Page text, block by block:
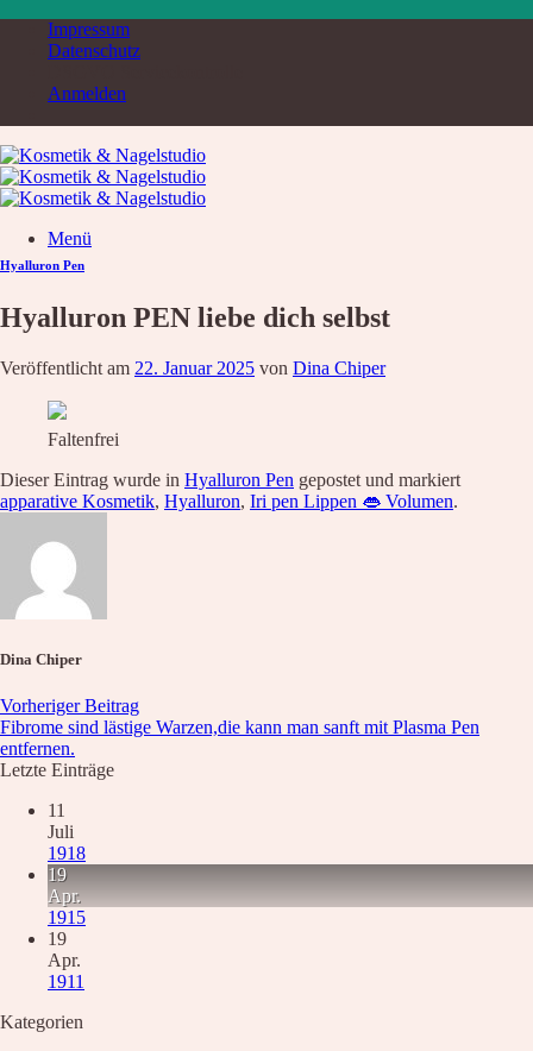
Impressum
Datenschutz
Anmelden
Menü
Home
Service
Augenbrauen – Wimpern
Wimpernverlängerung
Fußpflege
Wellmaxx
Über Uns
Nachricht
News
Wunschliste
Hyalluron Pen
Hyalluron PEN liebe dich selbst
Veröffentlicht am 22. Januar 2025 von Dina Chiper
Faltenfrei
Dieser Eintrag wurde in Hyalluron Pen gepostet und markiert
apparative Kosmetik, Hyalluron, Iri pen Lippen 👄 Volumen.
Dina Chiper
Vorheriger Beitrag
Fibrome sind lästige Warzen,die kann man sanft mit Plasma Pen
entfernen.
Letzte Einträge
11
Juli
1918
19
Apr.
1915
19
Apr.
1911
Kategorien